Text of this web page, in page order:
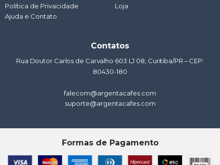
Política de Privacidade
Ajuda e Contato
Loja
Contatos
Rua Doutor Carlos de Carvalho 603 LJ 08, Curitiba/PR – CEP:
80430-180
falecom@argentacafes.com
suporte@argentacafes.com
Formas de Pagamento